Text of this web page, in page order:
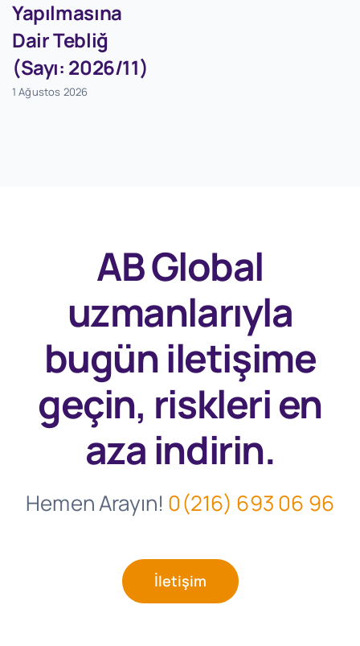
Yapılmasına
Dair Tebliğ
(Sayı: 2026/11)
1 Ağustos 2026
AB Global
uzmanlarıyla
bugüniletişime
geçin, riskleri en
aza indirin.
Hemen Arayın! 0(216) 693 06 96
İletişim